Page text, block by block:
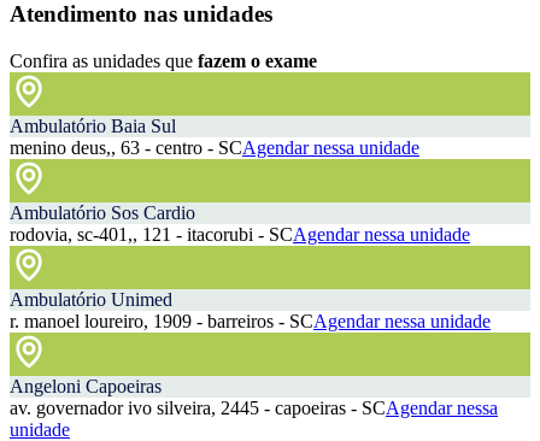
Atendimento nas unidades
Confira as unidades que fazem o exame
Ambulatório Baia Sul
menino deus,, 63 - centro - SCAgendar nessa unidade
Ambulatório Sos Cardio
rodovia, sc-401,, 121 - itacorubi - SCAgendar nessa unidade
Ambulatório Unimed
r. manoel loureiro, 1909 - barreiros - SCAgendar nessa unidade
Angeloni Capoeiras
av. governador ivo silveira, 2445 - capoeiras - SCAgendar nessa
unidade